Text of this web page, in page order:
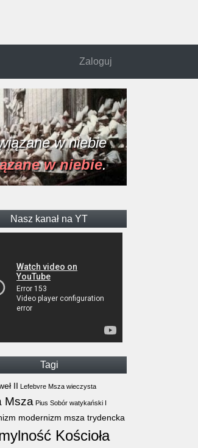
Zaloguj
w niebie
w niebie.
Nasz kanał na YT
Tagi
II Lefebvre Msza wieczysta
Msza Pius Sobór watykański I
modernizm msza trydencka
Kościoła